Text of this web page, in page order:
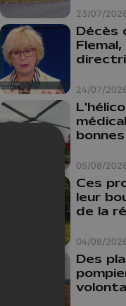
23/07/
24/07/
Décès
05/08/
04/08/
Ces
leur
de la
comme
Des